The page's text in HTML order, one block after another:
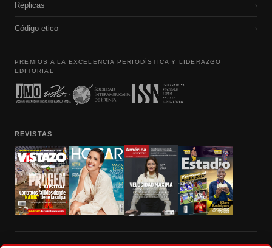
Réplicas ›
Código etico ›
PREMIOS A LA EXCELENCIA PERIODÍSTICA Y LIDERAZGO
EDITORIAL
REVISTAS